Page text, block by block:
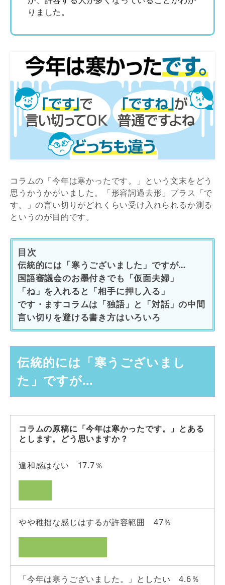
りました。
コラムの「今年は寒かったです。」という文末をどう
思うかうかがいました。「形容詞過去形」プラス「で
す。」の言い切りがどれくらい受け入れられるか測る
というのが目的です。
目次
伝統的には「寒うございました」ですが…
国語審議会のお墨付きでも「仮面夫婦」
「ね」を入れると「相手に押し入る」
です・ますコラムは「独語」と「対話」の中間
言い切りを避ける書き方はいろいろ
伝統的には「寒うございまし
た」ですが…
コラムの原稿に「今年は寒かったです。」とある
とします。どう思いますか？
違和感はない 17.7％
やや稚拙な感じはするが許容範囲 47％
「今年は寒うございました。」としたい 4.6％